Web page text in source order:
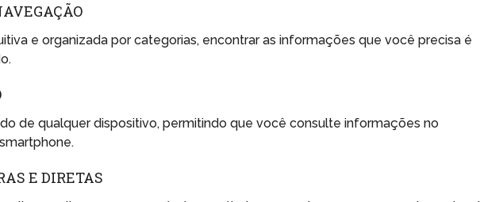
e organizada por categorias, encontrar as informações que você precisa é
de qualquer dispositivo, permitindo que você consulte informações no
E DIRETAS